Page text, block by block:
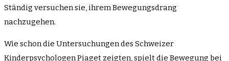
Ständig versuchen sie, ihrem Bewegungsdrang
nachzugehen.
Wie schon die Untersuchungen des Schweizer
Kinderpsychologen Piaget zeigten, spielt die Bewegung bei